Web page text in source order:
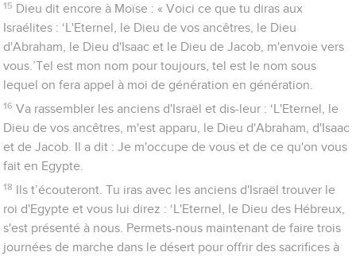
15 Dieu dit encore à Moïse : « Voici ce que tu diras aux
Israélites : ‘L'Eternel, le Dieu de vos ancêtres, le Dieu
d'Abraham, le Dieu d'Isaac et le Dieu de Jacob, m'envoie vers
vous.’Tel est mon nom pour toujours, tel est le nom sous
lequel on fera appel à moi de génération en génération.
16 Va rassembler les anciens d'Israël et dis-leur : ‘L'Eternel, le
Dieu de vos ancêtres, m'est apparu, le Dieu d'Abraham, d'Isaac
et de Jacob. Il a dit : Je m'occupe de vous et de ce qu'on vous
fait en Egypte.
18
Ils t’écouteront. Tu iras avec les anciens d'Israël trouver le
roi d'Egypte et vous lui direz : ‘L'Eternel, le Dieu des Hébreux,
s'est présenté à nous. Permets-nous maintenant de faire trois
journées de marche dans le désert pour offrir des sacrifices à